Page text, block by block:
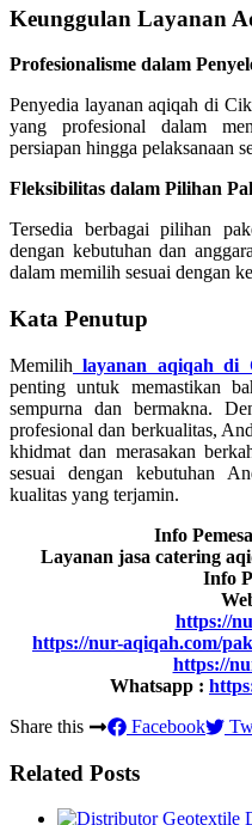
Keunggulan Layanan
Profesionalisme dalam
Penyedia layanan aqiqah di
yang profesional dalam
persiapan hingga pelaksanaan
Fleksibilitas dalam Pilihan
Tersedia berbagai pilihan
dengan kebutuhan dan
dalam memilih sesuai dengan
Kata Penutup
Memilih layanan aqiqah di
penting untuk memastikan
sempurna dan bermakna.
profesional dan berkualitas,
khidmat dan merasakan
sesuai dengan kebutuhan
kualitas yang terjamin.
Info
Layanan jasa catering
Info
https://
https://nur-aqiqah.com/
https://
Whatsapp :
Share this
Facebook
Related Posts